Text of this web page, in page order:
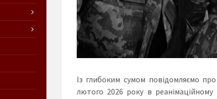
Із глибоким сумом повідомляємо
лютого 2026 року в